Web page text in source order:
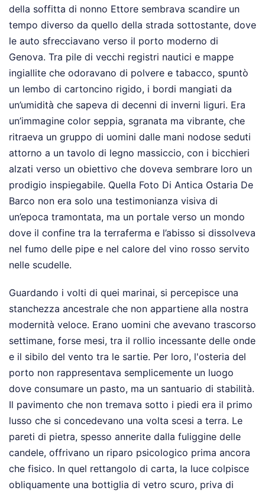
della soffitta di nonno Ettore sembrava scandire un
tempo diverso da quello della strada sottostante, dove
le auto sfrecciavano verso il porto moderno di
Genova. Tra pile di vecchi registri nautici e mappe
ingiallite che odoravano di polvere e tabacco, spuntò
un lembo di cartoncino rigido, i bordi mangiati da
un’umidità che sapeva di decenni di inverni liguri. Era
un’immagine color seppia, sgranata ma vibrante, che
ritraeva un gruppo di uomini dalle mani nodose seduti
attorno a un tavolo di legno massiccio, con i bicchieri
alzati verso un obiettivo che doveva sembrare loro un
prodigio inspiegabile. Quella Foto Di Antica Ostaria De
Barco non era solo una testimonianza visiva di
un’epoca tramontata, ma un portale verso un mondo
dove il confine tra la terraferma e l’abisso si dissolveva
nel fumo delle pipe e nel calore del vino rosso servito
nelle scudelle.
Guardando i volti di quei marinai, si percepisce una
stanchezza ancestrale che non appartiene alla nostra
modernità veloce. Erano uomini che avevano trascorso
settimane, forse mesi, tra il rollio incessante delle onde
e il sibilo del vento tra le sartie. Per loro, l'osteria del
porto non rappresentava semplicemente un luogo
dove consumare un pasto, ma un santuario di stabilità.
Il pavimento che non tremava sotto i piedi era il primo
lusso che si concedevano una volta scesi a terra. Le
pareti di pietra, spesso annerite dalla fuliggine delle
candele, offrivano un riparo psicologico prima ancora
che fisico. In quel rettangolo di carta, la luce colpisce
obliquamente una bottiglia di vetro scuro, priva di